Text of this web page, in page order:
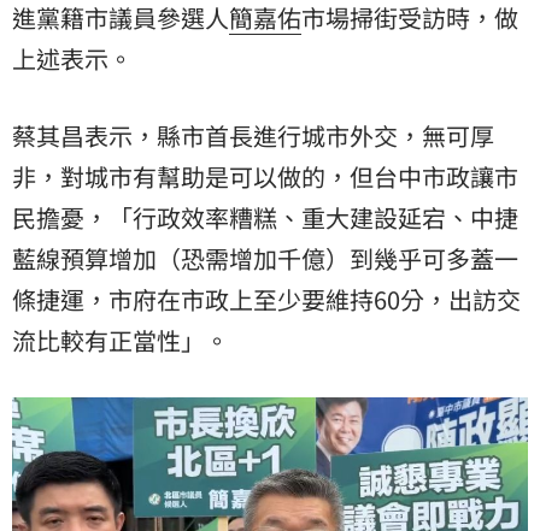
進黨籍市議員參選人簡嘉佑市場掃街受訪時，做
上述表示。
蔡其昌表示，縣市首長進行城市外交，無可厚
非，對城市有幫助是可以做的，但台中市政讓市
民擔憂，「行政效率糟糕、重大建設延宕、中捷
藍線預算增加（恐需增加千億）到幾乎可多蓋一
條捷運，市府在市政上至少要維持60分，出訪交
流比較有正當性」。